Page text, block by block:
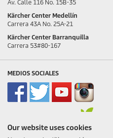
Our website uses cookies
Av. Calle 116 No. 15B-35
Kärcher Center Medellín
Carrera 43A No. 25A-21
Kärcher Center Barranquilla
Carrera 53#80-167
MEDIOS SOCIALES